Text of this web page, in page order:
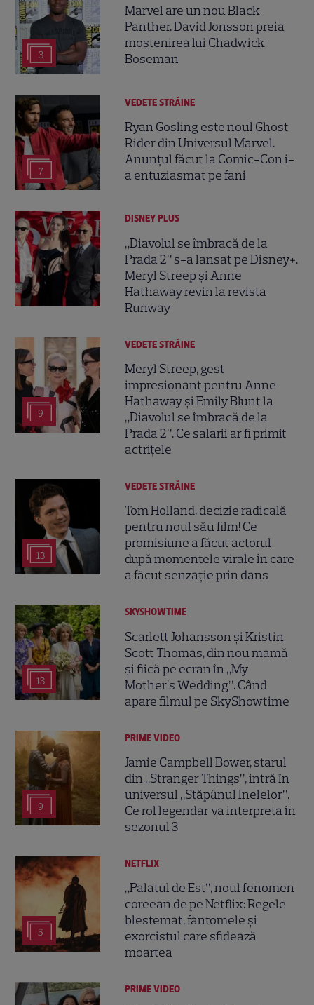
3
Marvel are un nou Black
Panther. David Jonsson preia
moștenirea lui Chadwick
Boseman
7
VEDETE STRĂINE
Ryan Gosling este noul Ghost
Rider din Universul Marvel.
Anunțul făcut la Comic-Con i-
a entuziasmat pe fani
DISNEY PLUS
„Diavolul se îmbracă de la
Prada 2” s-a lansat pe Disney+.
Meryl Streep și Anne
Hathaway revin la revista
Runway
9
VEDETE STRĂINE
Meryl Streep, gest
impresionant pentru Anne
Hathaway și Emily Blunt la
„Diavolul se îmbracă de la
Prada 2”. Ce salarii ar fi primit
actrițele
13
VEDETE STRĂINE
Tom Holland, decizie radicală
pentru noul său film! Ce
promisiune a făcut actorul
după momentele virale în care
a făcut senzație prin dans
13
SKYSHOWTIME
Scarlett Johansson și Kristin
Scott Thomas, din nou mamă
și fiică pe ecran în „My
Mother's Wedding”. Când
apare filmul pe SkyShowtime
9
PRIME VIDEO
Jamie Campbell Bower, starul
din „Stranger Things”, intră în
universul „Stăpânul Inelelor”.
Ce rol legendar va interpreta în
sezonul 3
5
NETFLIX
„Palatul de Est”, noul fenomen
coreean de pe Netflix: Regele
blestemat, fantomele și
exorcistul care sfidează
moartea
PRIME VIDEO